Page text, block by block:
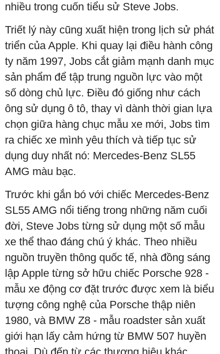
nhiều trong cuốn tiểu sử Steve Jobs.
Triết lý này cũng xuất hiện trong lịch sử phát
triển của Apple. Khi quay lại điều hành công
ty năm 1997, Jobs cắt giảm mạnh danh mục
sản phẩm để tập trung nguồn lực vào một
số dòng chủ lực. Điều đó giống như cách
ông sử dụng ô tô, thay vì dành thời gian lựa
chọn giữa hàng chục mẫu xe mới, Jobs tìm
ra chiếc xe mình yêu thích và tiếp tục sử
dụng duy nhất nó: Mercedes-Benz SL55
AMG màu bạc.
Trước khi gắn bó với chiếc Mercedes-Benz
SL55 AMG nổi tiếng trong những năm cuối
đời, Steve Jobs từng sử dụng một số mẫu
xe thể thao đáng chú ý khác. Theo nhiều
nguồn truyền thông quốc tế, nhà đồng sáng
lập Apple từng sở hữu chiếc Porsche 928 -
mẫu xe động cơ đặt trước được xem là biểu
tượng công nghệ của Porsche thập niên
1980, và BMW Z8 - mẫu roadster sản xuất
giới hạn lấy cảm hứng từ BMW 507 huyền